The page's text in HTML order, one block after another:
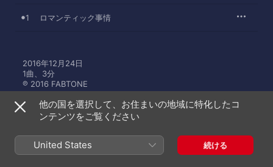
1 ロマンティック事情
2016年12月24日
1曲、3分
℗ 2016 FABTONE
MIRUのその他の作品
他の国を選択して、お住まいの地域に特化したコ
ンテンツをご覧ください
United States 続ける